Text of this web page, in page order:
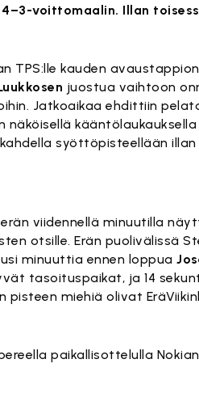
voittomaalin. Illan
TPS:lle kauden
juostua vaihtoon
Jatkoaikaa ehdittiin
näköisellä
syöttöpisteellään illan
viidennellä minuutilla
otsille. Erän puolivälissä
minuuttia ennen loppua
tasoituspaikat, ja 14
pisteen miehiä olivat
paikallisottelulla Nokian